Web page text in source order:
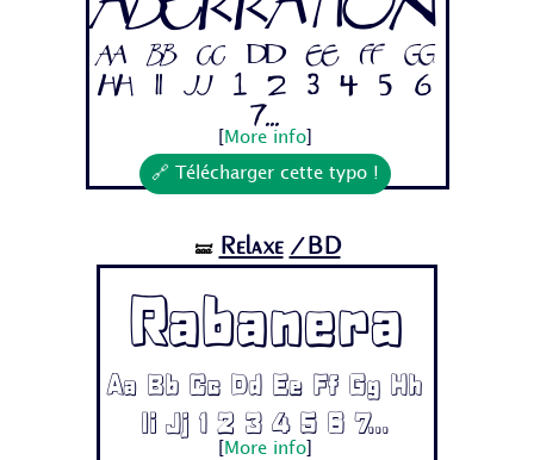
Aa Bb Cc Dd Ee Ff Gg
Hh Ii Jj 1 2 3 4 5 6
7...
More info]
🔗 Télécharger cette typo !
🝛 Relaxe /BD
Rabanera
Aa Bb Cc Dd Ee Ff Gg Hh
Ii Jj 1 2 3 4 5 6 7...
More info]